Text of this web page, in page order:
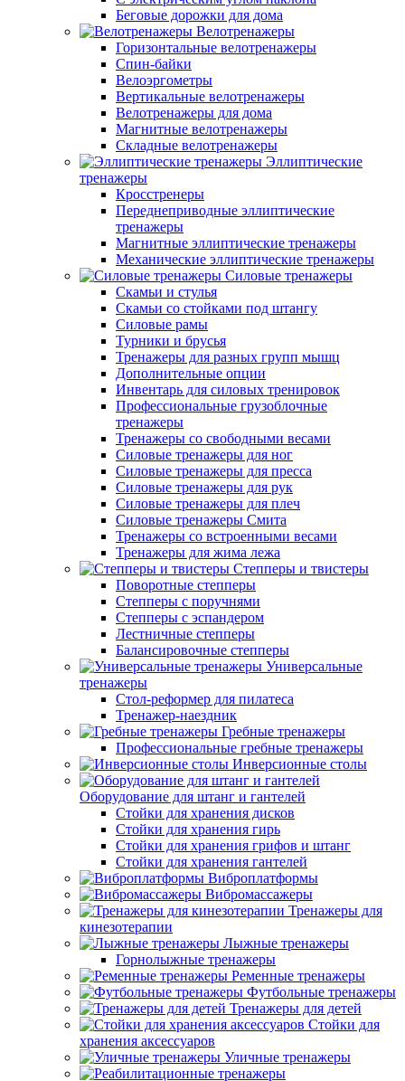
Беговые дорожки для дома
Велотренажеры
Горизонтальные велотренажеры
Спин-байки
Велоэргометры
Вертикальные велотренажеры
Велотренажеры для дома
Магнитные велотренажеры
Складные велотренажеры
Эллиптические
тренажеры
Кросстренеры
Переднеприводные эллиптические
тренажеры
Магнитные эллиптические тренажеры
Механические эллиптические тренажеры
Силовые тренажеры
Скамьи и стулья
Скамьи со стойками под штангу
Силовые рамы
Турники и брусья
Тренажеры для разных групп мышц
Дополнительные опции
Инвентарь для силовых тренировок
Профессиональные грузоблочные
тренажеры
Тренажеры со свободными весами
Силовые тренажеры для ног
Силовые тренажеры для пресса
Силовые тренажеры для рук
Силовые тренажеры для плеч
Силовые тренажеры Смита
Тренажеры со встроенными весами
Тренажеры для жима лежа
Степперы и твистеры
Поворотные степперы
Степперы с поручнями
Степперы с эспандером
Лестничные степперы
Балансировочные степперы
Универсальные
тренажеры
Стол-реформер для пилатеса
Тренажер-наездник
Гребные тренажеры
Профессиональные гребные тренажеры
Инверсионные столы
Оборудование для штанг и гантелей
Стойки для хранения дисков
Стойки для хранения гирь
Стойки для хранения грифов и штанг
Стойки для хранения гантелей
Виброплатформы
Вибромассажеры
Тренажеры для
кинезотерапии
Лыжные тренажеры
Горнолыжные тренажеры
Ременные тренажеры
Футбольные тренажеры
Тренажеры для детей
Стойки для
хранения аксессуаров
Уличные тренажеры